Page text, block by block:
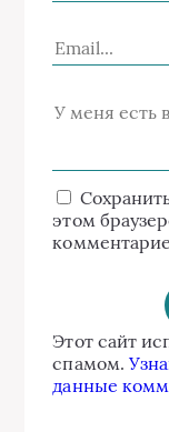
этом
Этот сайт
спамом.
данные